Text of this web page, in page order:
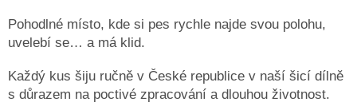
PELECHY
NA
PALETY
MATRACE
A
PELECHY
Pohodlné místo, kde si pes rychle najde svou polohu,
uvelebí se… a má klid.
Každý kus šiju ručně v České republice v naší šicí dílně
s důrazem na poctivé zpracování a dlouhou životnost.